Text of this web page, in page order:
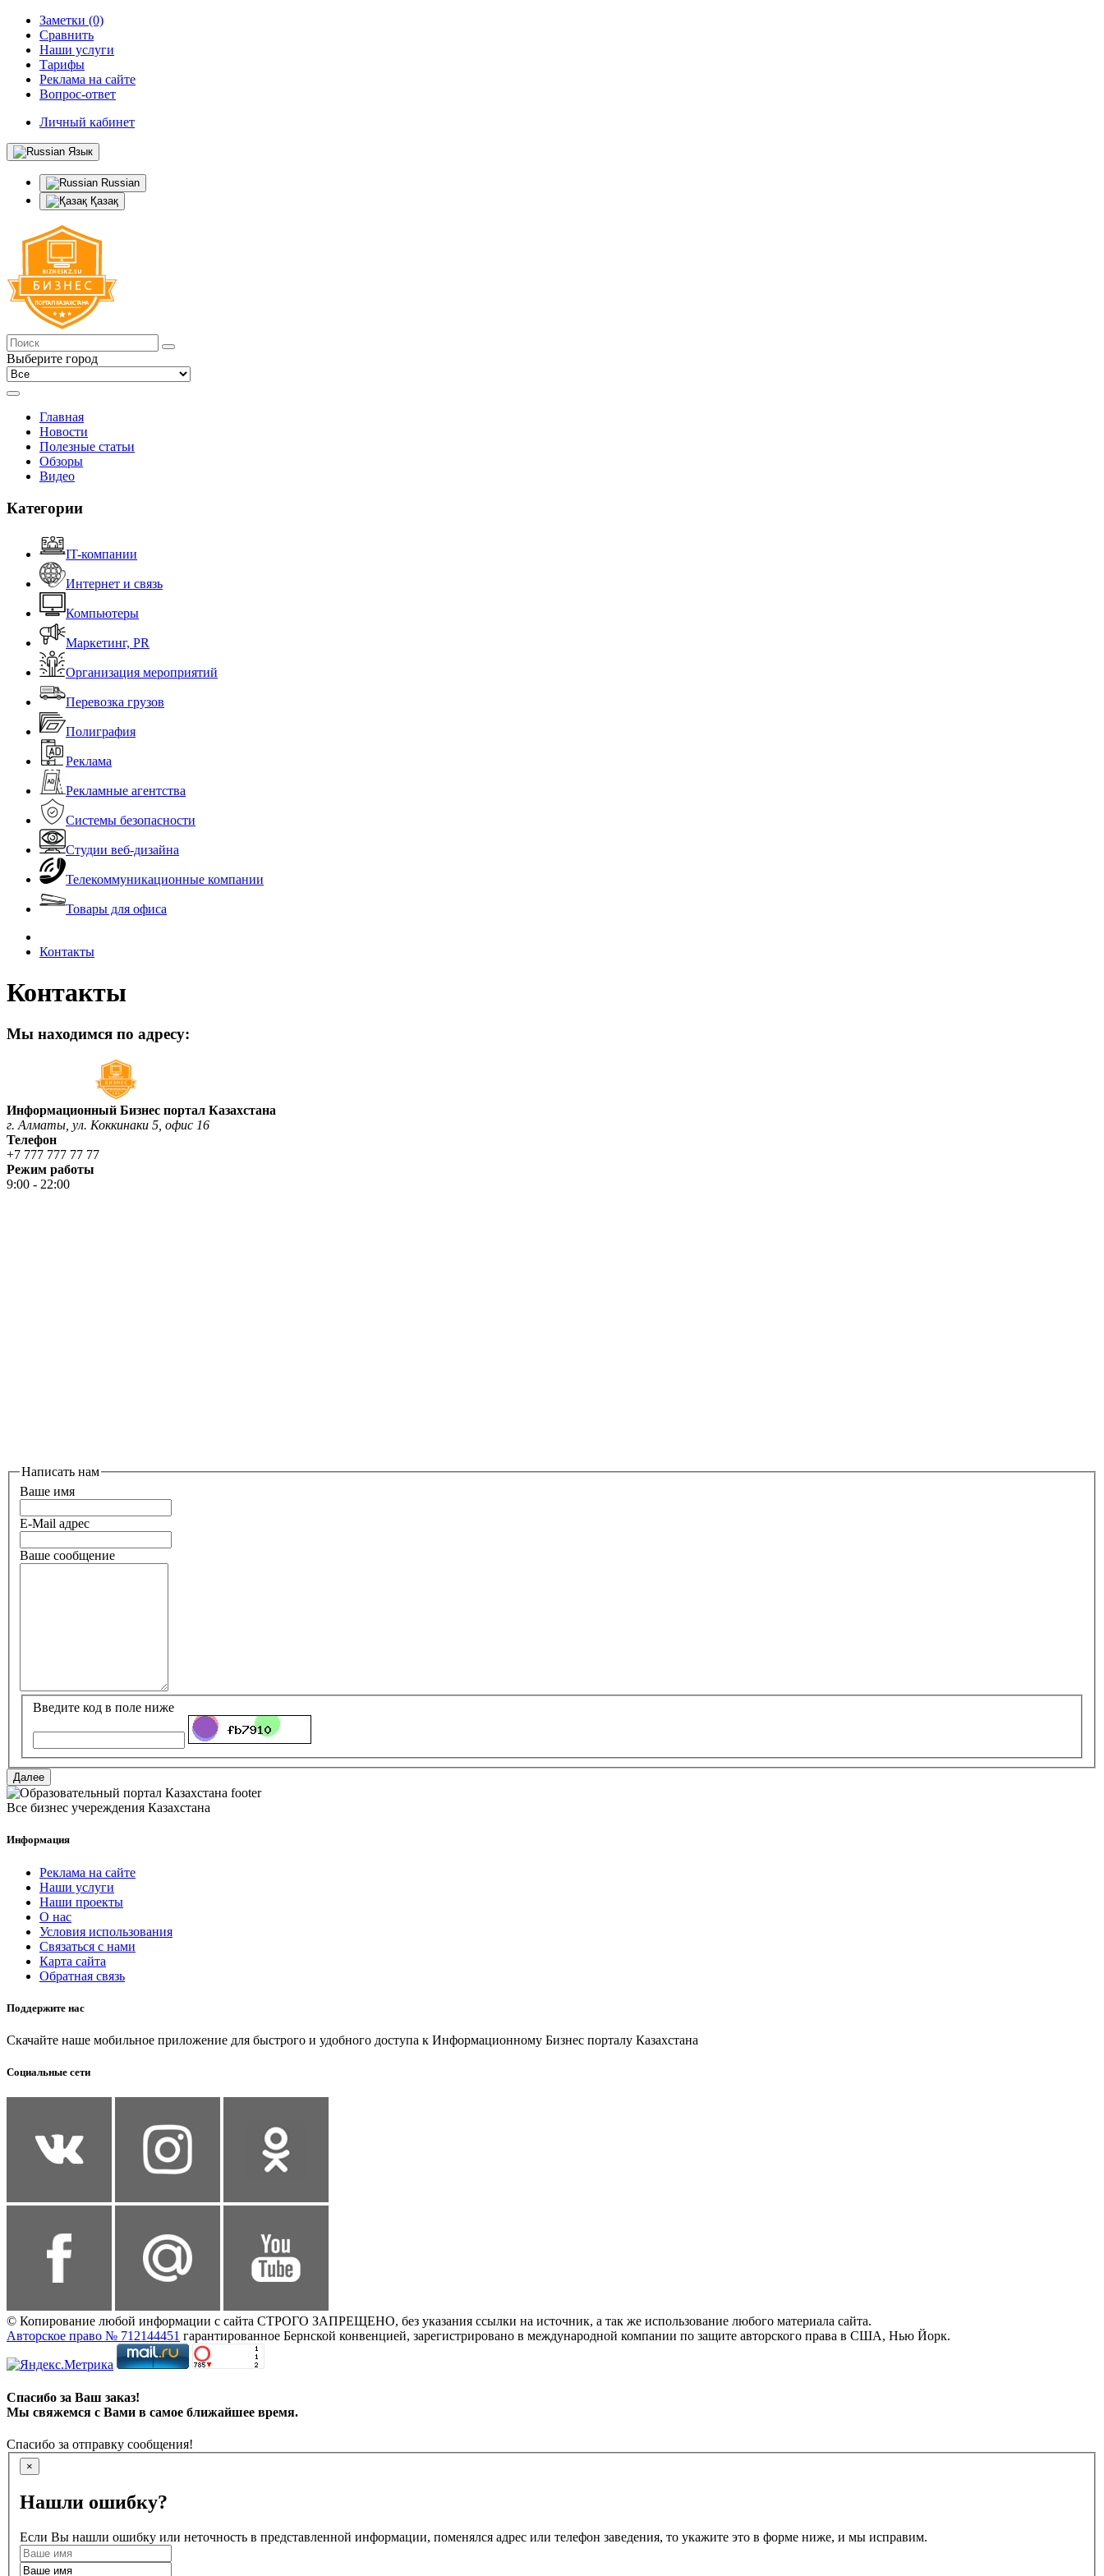
Заметки (0)
Сравнить
Наши услуги
Тарифы
Реклама на сайте
Вопрос-ответ
Личный кабинет
Язык
Russian
Қазақ
Выберите город
Главная
Новости
Полезные статьи
Обзоры
Видео
Категории
IT-компании
Интернет и связь
Компьютеры
Маркетинг, PR
Организация мероприятий
Перевозка грузов
Полиграфия
Реклама
Рекламные агентства
Системы безопасности
Студии веб-дизайна
Телекоммуникационные компании
Товары для офиса
Контакты
Контакты
Мы находимся по адресу:
Информационный Бизнес портал Казахстана
г. Алматы, ул. Коккинаки 5, офис 16
Телефон
+7 777 777 77 77
Режим работы
9:00 - 22:00
Написать нам
Ваше имя
E-Mail адрес
Ваше сообщение
Введите код в поле ниже
Все бизнес учереждения Казахстана
Информация
Реклама на сайте
Наши услуги
Наши проекты
О нас
Условия использования
Связаться с нами
Карта сайта
Обратная связь
Поддержите нас
Скачайте наше мобильное приложение для быстрого и удобного доступа к Информационному Бизнес порталу Казахстана
Социальные сети
© Копирование любой информации с сайта СТРОГО ЗАПРЕЩЕНО, без указания ссылки на источник, а так же использование любого материала сайта.
Авторское право № 712144451 гарантированное Бернской конвенцией, зарегистрировано в международной компании по защите авторского права в США, Нью Йорк.
Спасибо за Ваш заказ!
Мы свяжемся с Вами в самое ближайшее время.
Спасибо за отправку сообщения!
×
Нашли ошибку?
Если Вы нашли ошибку или неточность в представленной информации, поменялся адрес или телефон заведения, то укажите это в форме ниже, и мы исправим.